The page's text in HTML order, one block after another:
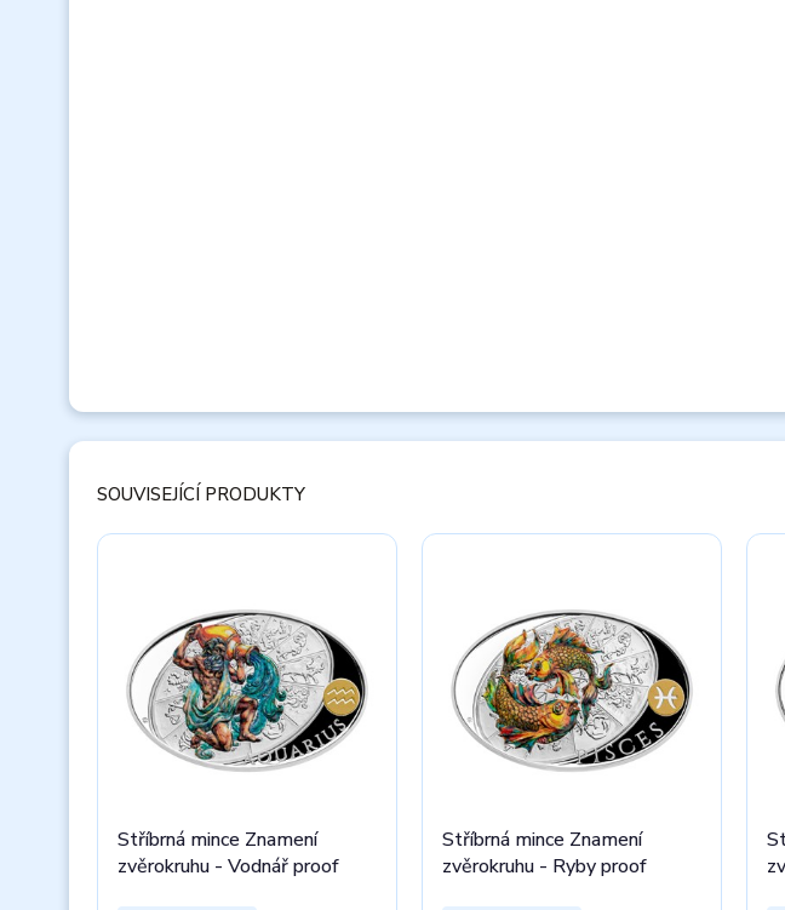
SOUVISEJÍCÍ PRODUKTY
Stříbrná mince Znamení
zvěrokruhu - Vodnář proof
Stříbrná mince Znamení
zvěrokruhu - Ryby proof